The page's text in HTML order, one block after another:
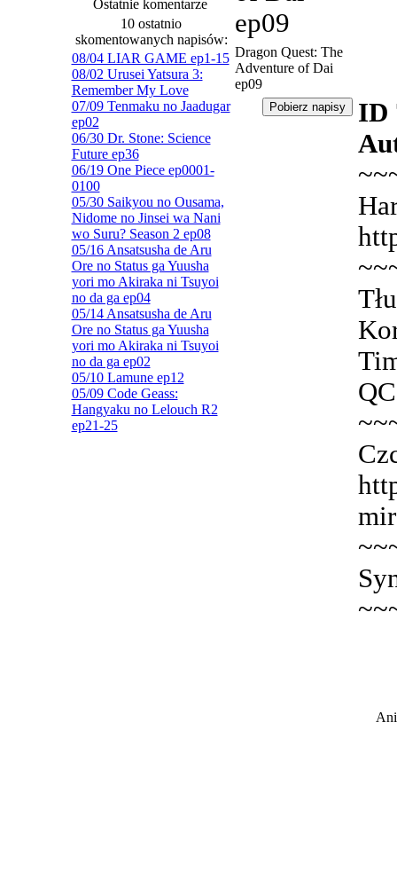
Ostatnie komentarze
10 ostatnio
skomentowanych napisów:
08/04 LIAR GAME ep1-15
08/02 Urusei Yatsura 3:
Remember My Love
07/09 Tenmaku no Jaadugar
ep02
06/30 Dr. Stone: Science
Future ep36
06/19 One Piece ep0001-
0100
05/30 Saikyou no Ousama,
Nidome no Jinsei wa Nani
wo Suru? Season 2 ep08
05/16 Ansatsusha de Aru
Ore no Status ga Yuusha
yori mo Akiraka ni Tsuyoi
no da ga ep04
05/14 Ansatsusha de Aru
Ore no Status ga Yuusha
yori mo Akiraka ni Tsuyoi
no da ga ep02
05/10 Lamune ep12
05/09 Code Geass:
Hangyaku no Lelouch R2
ep21-25
ep09
Dragon Quest: The
Adventure of Dai
ep09
ID